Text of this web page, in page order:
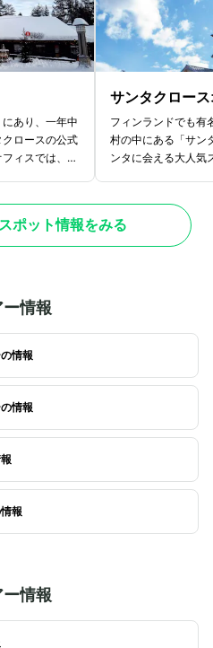
あり、一年中
ロースの公式
ィスでは、実
到達証明書を
となること間違
好きの方に一
サンタクロー
フィンランドでも有
村の中にある「サン
ンタに会える大人気
本で見たことのあ
ロースと記念に写真
け。写真撮影だけで
ポット情報をみる
情報
情報
情報
報
情報